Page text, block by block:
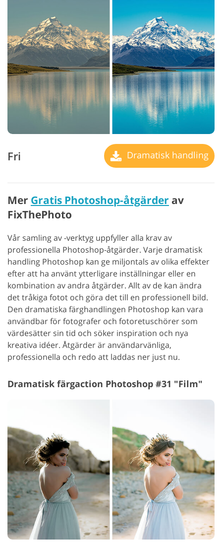
Fri Dramatisk handling
Mer Gratis Photoshop-åtgärder av
FixThePhoto
Vår samling av -verktyg uppfyller alla krav av
professionella Photoshop-åtgärder. Varje dramatisk
handling Photoshop kan ge miljontals av olika effekter
efter att ha använt ytterligare inställningar eller en
kombination av andra åtgärder. Allt av de kan ändra
det tråkiga fotot och göra det till en professionell bild.
Den dramatiska färghandlingen Photoshop kan vara
användbar för fotografer och fotoretuschörer som
värdesätter sin tid och söker inspiration och nya
kreativa idéer. Åtgärder är användarvänliga,
professionella och redo att laddas ner just nu.
Dramatisk färgaction Photoshop #31 "Film"